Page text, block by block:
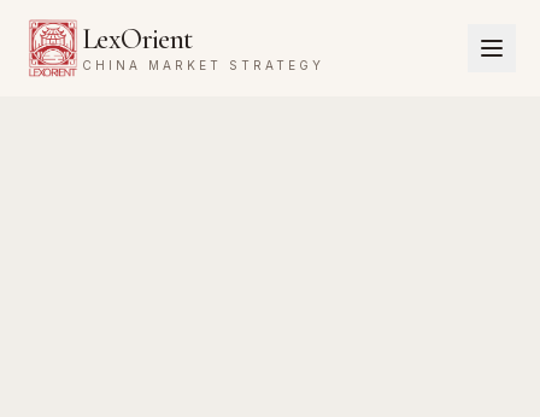
LexOrient
CHINA MARKET STRATEGY